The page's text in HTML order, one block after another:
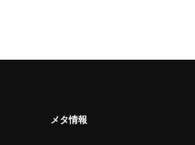
メタ情報